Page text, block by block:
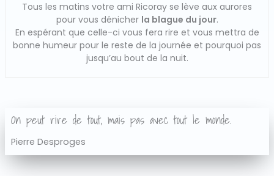
Tous les matins votre ami Ricoray se lève aux aurores
pour vous dénicher la blague du jour.
En espérant que celle-ci vous fera rire et vous mettra de
bonne humeur pour le reste de la journée et pourquoi pas
jusqu’au bout de la nuit.
On peut rire de tout, mais pas avec tout le monde.
Pierre Desproges